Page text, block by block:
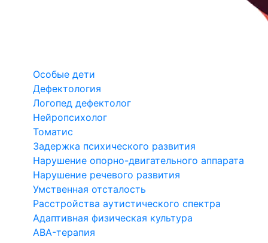
Особые дети
Дефектология
Логопед дефектолог
Нейропсихолог
Томатис
Задержка психического развития
Нарушение опорно-двигательного аппарата
Нарушение речевого развития
Умственная отсталость
Расстройства аутистического спектра
Адаптивная физическая культура
ABA-терапия